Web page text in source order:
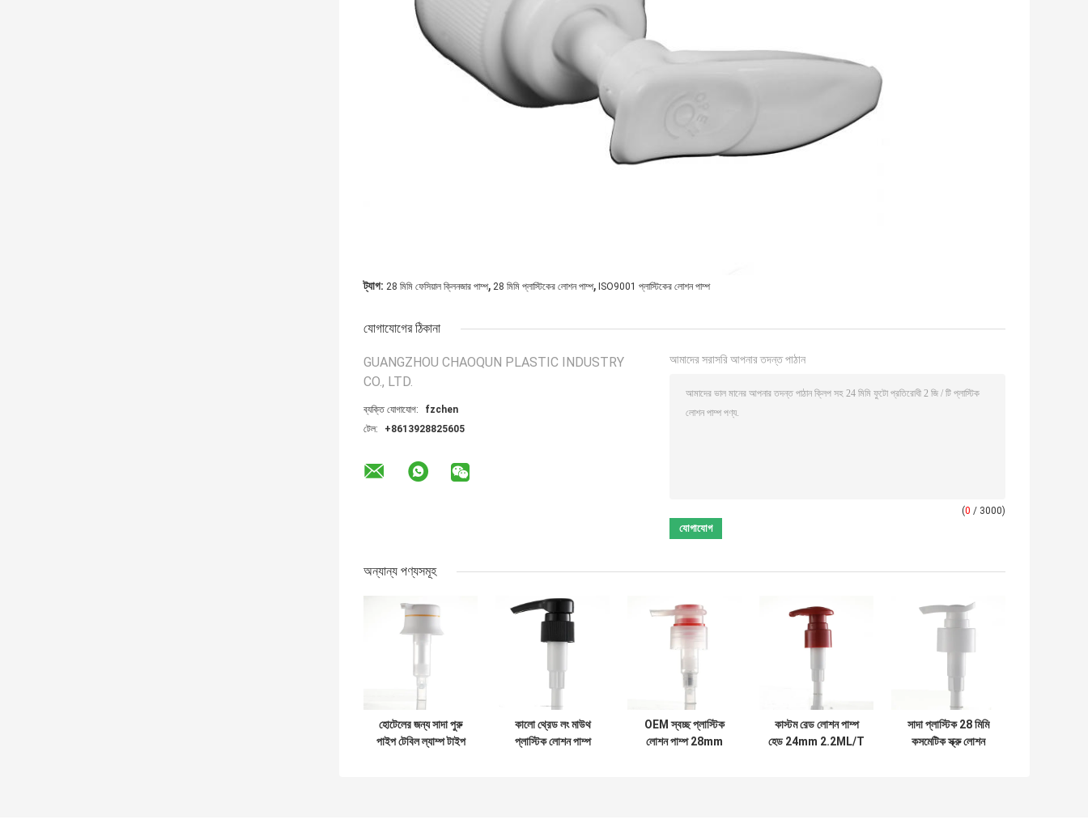
ট্যাগ: 28 মিমি ফেসিয়াল ক্লিনজার পাম্প, 28 মিমি প্লাস্টিকের লোশন পাম্প, ISO9001 প্লাস্টিকের লোশন পাম্প
যোগাযোগের ঠিকানা
GUANGZHOU CHAOQUN PLASTIC INDUSTRY
CO., LTD.
ব্যক্তি যোগাযোগ:
fzchen
টেল:
+8613928825605
আমাদের সরাসরি আপনার তদন্ত পাঠান
(0 / 3000)
অন্যান্য পণ্যসমূহ
হোটেলের জন্য সাদা পুরু
পাইপ টেবিল ল্যাম্প টাইপ
কালো থ্রেড লং মাউথ
প্লাস্টিক লোশন পাম্প
OEM স্বচ্ছ প্লাস্টিক
লোশন পাম্প 28mm
কাস্টম রেড লোশন পাম্প
হেড 24mm 2.2ML/T
সাদা প্লাস্টিক 28 মিমি
কসমেটিক স্ক্রু লোশন